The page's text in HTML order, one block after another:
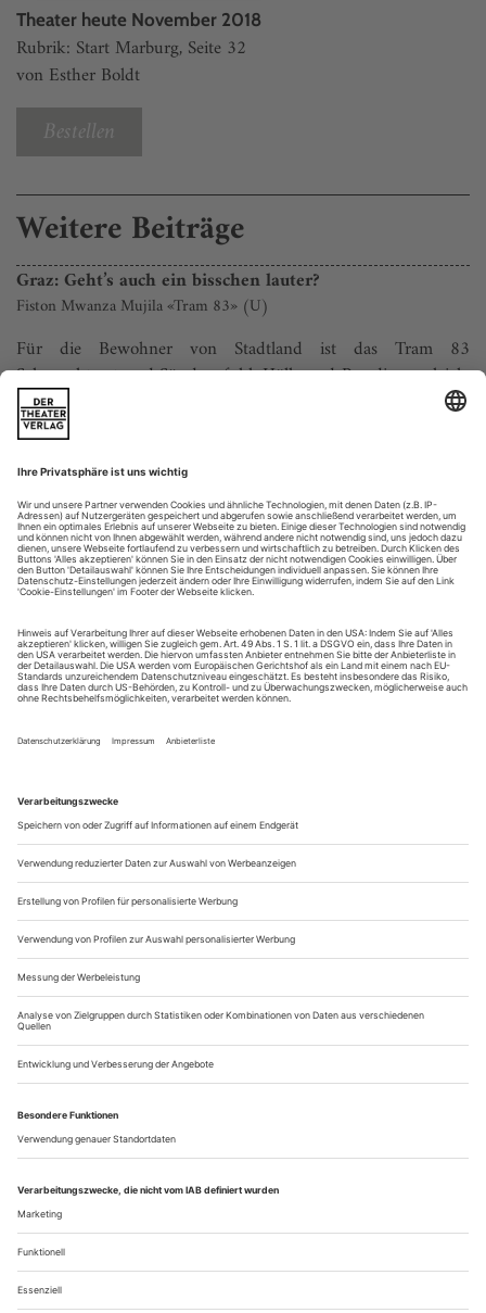
Theater heute November 2018
Rubrik: Start Marburg, Seite 32
von Esther Boldt
Bestellen
Weitere Beiträge
Graz: Geht’s auch ein bisschen lauter?
Fiston Mwanza Mujila «Tram 83» (U)
Für die Bewohner von Stadtland ist das Tram 83
Sehnsuchtsort und Sündenpfuhl, Hölle und Paradies zugleich.
In dem Nachtclub kommen Gauner und Prostituierte,
Minenarbeiter und Studenten, einheimische Warlords und
wilder Jazzbands in Stimmung gebracht und von missmutigen
Kellnerinnen bedient, sie vögeln auf den Unisex-Toiletten
und...
Vorschau - Impressum (11/2018)
Johan Simonspackt wieder an: Vier Jahre nach seinem
Abschied von den Münchner Kammerspielen übernimmt der
Schauspiel Bochum.
Aufgeschoben ist nicht aufgehoben: Der schon für dieses Heft
geplante Aufsatz über Theater­architektur als gebaute
Ideologie.
Von wegen Gott ist tot. InElfriede Jelineksneuem...
Super bekannt und extrem fremd
Basler Barocküberschreibungen: Ewald Palmetshofers Version von
«König Arthur» und PeterLichts «Tartuffe oder Das Schwein der
Weisen» in der Regie von Stephan Kimmig und Claudia Bauer
Bislang stand am Ende von John Drydens «Dramatick Opera»
das feierliche Lob der britischen Nation. Ein freudiger Festakt
nach vollbrachten Kämpfen: Die Briten haben über die auf die
Insel vorgerückten Sachsen gesiegt, König Arthur mit
Emmeline die Frau gewonnen, um die er mit dem
Sachsenherrscher Oswald gestritten hat, selbst Zauberer
Merlin hat Hexer Guillamar vom Kontinent ausgetrickst....
Über uns Kontakt Kritikerumfrage Newsletter